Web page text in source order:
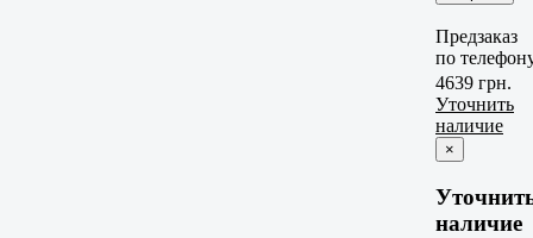
Предзаказ
по
4639 грн.
Уточнить
наличие
×
наличие